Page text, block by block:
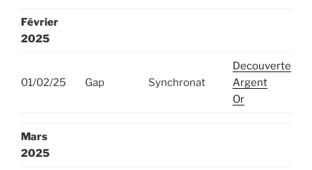
Février
2025
01/02/25 Gap Synchronat
Decouverte
Argent
Or
Mars
2025